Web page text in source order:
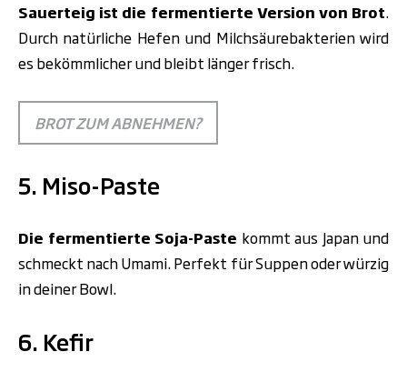
Sauerteig ist die fermentierte Version von Brot.
Durch natürliche Hefen und Milchsäurebakterien wird
es bekömmlicher und bleibt länger frisch.
BROT ZUM ABNEHMEN?
5. Miso-Paste
Die fermentierte Soja-Paste kommt aus Japan und
schmeckt nach Umami. Perfekt für Suppen oder würzig
in deiner Bowl.
6. Kefir